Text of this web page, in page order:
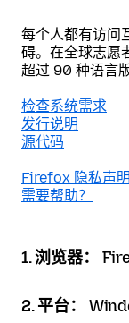
每个人都有访问
碍。在全球志愿
超过 90 种语言版
检查系统需求
发行说明
源代码
Firefox 隐私声明
需要帮助？
1. 浏览器：
2. 平台：